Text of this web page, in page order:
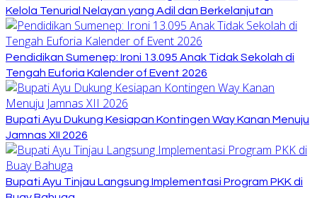
Kelola Tenurial Nelayan yang Adil dan Berkelanjutan
Pendidikan Sumenep: Ironi 13.095 Anak Tidak Sekolah di
Tengah Euforia Kalender of Event 2026
Bupati Ayu Dukung Kesiapan Kontingen Way Kanan Menuju
Jamnas XII 2026
Bupati Ayu Tinjau Langsung Implementasi Program PKK di